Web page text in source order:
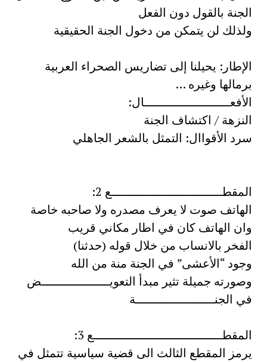
الجنة بالقول دون الفعل
ولذلك لن يتمكن من دخول الجنة الحقيقية
الإطار: يحيلنا إلى تضاريس الصحراء العربية
برمالها وغيره …
الأفعــــــــــــــــــــــــال:
النزهة / اكتشاف الجنة
سرد الأقواال: التمثل بالشعر الجاهلي
المقطـــــــــــــــــــــــــــــــع 2:
الهاتف صوت لا يعرف مصدره ولا صاحبه خاصة
وان الهاتف كان في اطار مكاني قريب
الفخر بالانساب من خلال قوله (حدثنا)
وجود “الأعشى” في الجنة منة من الله
وصورته جميلة تثير مبدأ التعويـــــــــــــــــــض
في الجنــــــــــــــــــــــة
المقطــــــــــــــــــــــــــــــــــــع 3:
يرمز المقطع الثالث الى قضية سياسية تتمثل في